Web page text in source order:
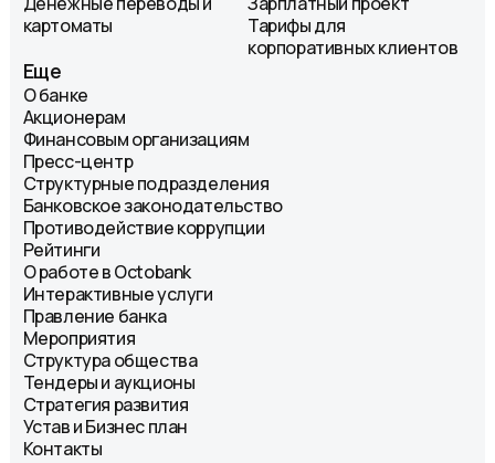
картоматы
Тарифы для
корпоративных клиентов
Еще
О банке
Акционерам
Финансовым организациям
Пресс-центр
Структурные подразделения
Банковское законодательство
Противодействие коррупции
Рейтинги
О работе в Octobank
Интерактивные услуги
Правление банка
Мероприятия
Структура общества
Тендеры и аукционы
Стратегия развития
Устав и Бизнес план
Контакты